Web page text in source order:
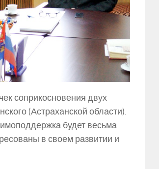
соприкосновения двух
(Астраханской области).
будет весьма
в своем развитии и